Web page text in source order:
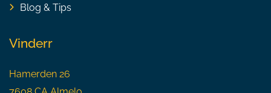
Blog & Tips
Vinderr
Hamerden 26